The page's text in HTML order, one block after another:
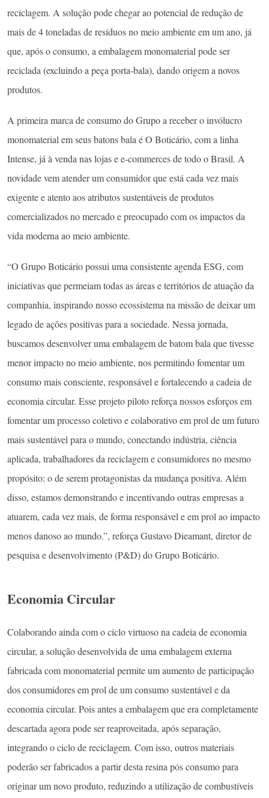
reciclagem. A solução pode chegar ao potencial de redução de
mais de 4 toneladas de resíduos no meio ambiente em um ano, já
que, após o consumo, a embalagem monomaterial pode ser
reciclada (excluindo a peça porta-bala), dando origem a novos
produtos.
A primeira marca de consumo do Grupo a receber o invólucro
monomaterial em seus batons bala é O Boticário, com a linha
Intense, já à venda nas lojas e e-commerces de todo o Brasil. A
novidade vem atender um consumidor que está cada vez mais
exigente e atento aos atributos sustentáveis de produtos
comercializados no mercado e preocupado com os impactos da
vida moderna ao meio ambiente.
“O Grupo Boticário possui uma consistente agenda ESG, com
iniciativas que permeiam todas as áreas e territórios de atuação da
companhia, inspirando nosso ecossistema na missão de deixar um
legado de ações positivas para a sociedade. Nessa jornada,
buscamos desenvolver uma embalagem de batom bala que tivesse
menor impacto no meio ambiente, nos permitindo fomentar um
consumo mais consciente, responsável e fortalecendo a cadeia de
economia circular. Esse projeto piloto reforça nossos esforços em
fomentar um processo coletivo e colaborativo em prol de um futuro
mais sustentável para o mundo, conectando indústria, ciência
aplicada, trabalhadores da reciclagem e consumidores no mesmo
propósito: o de serem protagonistas da mudança positiva. Além
disso, estamos demonstrando e incentivando outras empresas a
atuarem, cada vez mais, de forma responsável e em prol ao impacto
menos danoso ao mundo.”, reforça Gustavo Dieamant, diretor de
pesquisa e desenvolvimento (P&D) do Grupo Boticário.
Economia Circular
Colaborando ainda com o ciclo virtuoso na cadeia de economia
circular, a solução desenvolvida de uma embalagem externa
fabricada com monomaterial permite um aumento de participação
dos consumidores em prol de um consumo sustentável e da
economia circular. Pois antes a embalagem que era completamente
descartada agora pode ser reaproveitada, após separação,
integrando o ciclo de reciclagem. Com isso, outros materiais
poderão ser fabricados a partir desta resina pós consumo para
originar um novo produto, reduzindo a utilização de combustíveis